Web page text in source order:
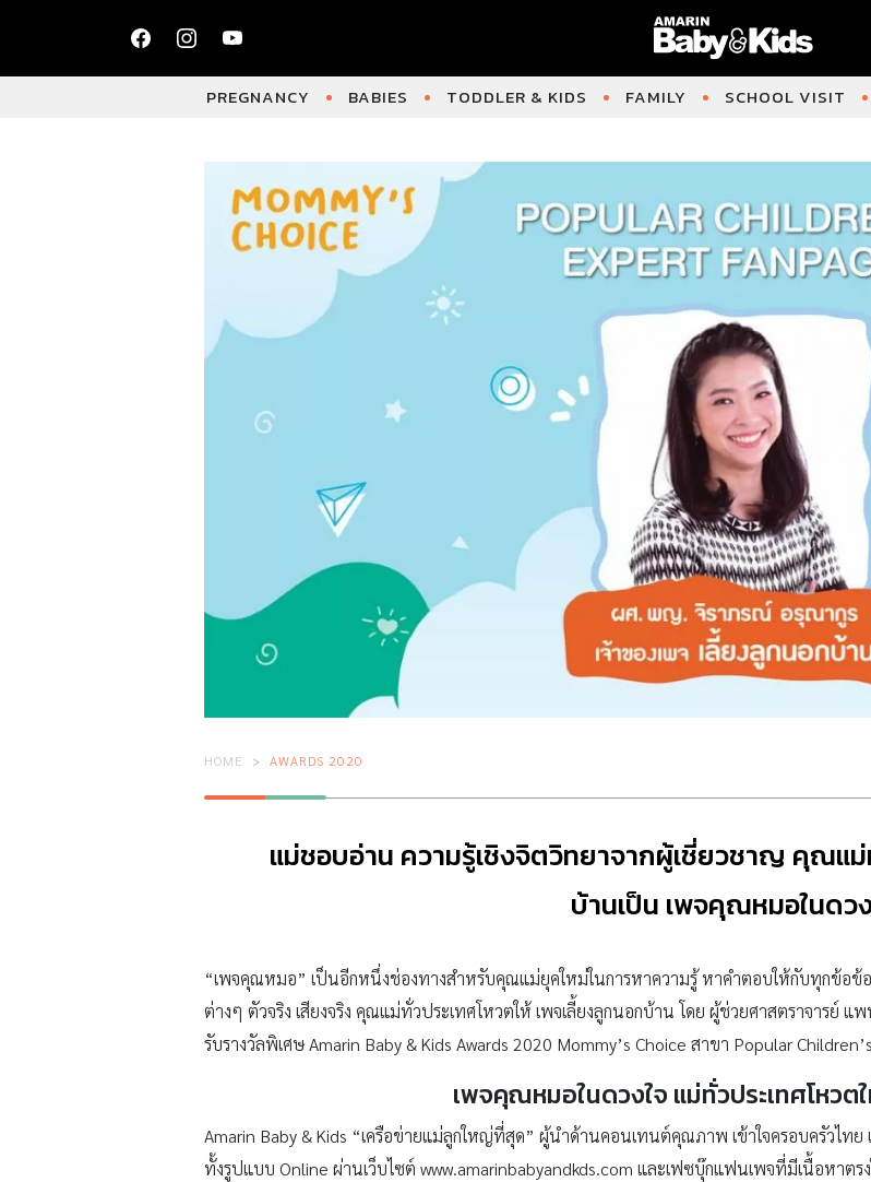
PREGNANCY BABIES TODDLER & KIDS FAMILY SCHOOL VISIT
HOME AWARDS 2020
แม่ชอบอ่าน ความรู้เชิงจิตวิทยาจากผู้เชี่ยวชาญ คุณแม่
บ้านเป็น เพจคุณหมอในดว
“เพจคุณหมอ” เป็นอีกหนึ่งช่องทางสำหรับคุณแม่ยุคใหม่ในการหาความรู้ หาคำตอบให้กับทุกข้อข้อ
ต่างๆ ตัวจริง เสียงจริง คุณแม่ทั่วประเทศโหวตให้ เพจเลี้ยงลูกนอกบ้าน โดย ผู้ช่วยศาสตราจารย์
รับรางวัลพิเศษ Amarin Baby & Kids Awards 2020 Mommy’s Choice สาขา Popular
เพจคุณหมอในดวงใจ แม่ทั่วประเทศโหวต
Amarin Baby & Kids “เครือข่ายแม่ลูกใหญ่ที่สุด” ผู้นำด้านคอนเทนต์คุณภาพ เข้าใจครอบครัวไ
ทั้งรูปแบบ Online ผ่านเว็บไซต์ www.amarinbabyandkds.com และเฟซบุ๊กแฟนเพจที่มีเนื้อหาต